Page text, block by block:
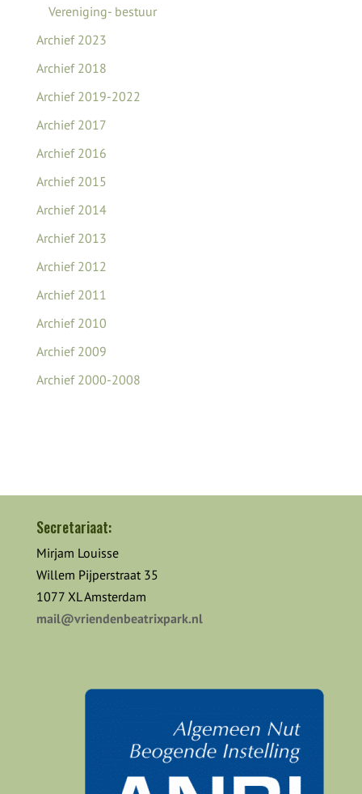
Vereniging- bestuur
Archief 2023
Archief 2018
Archief 2019-2022
Archief 2017
Archief 2016
Archief 2015
Archief 2014
Archief 2013
Archief 2012
Archief 2011
Archief 2010
Archief 2009
Archief 2000-2008
Secretariaat:
Mirjam Louisse
Willem Pijperstraat 35
1077 XL Amsterdam
mail@vriendenbeatrixpark.nl